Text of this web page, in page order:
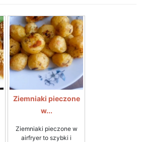
Ziemniaki pieczone
w...
Ziemniaki pieczone w
airfryer to szybki i